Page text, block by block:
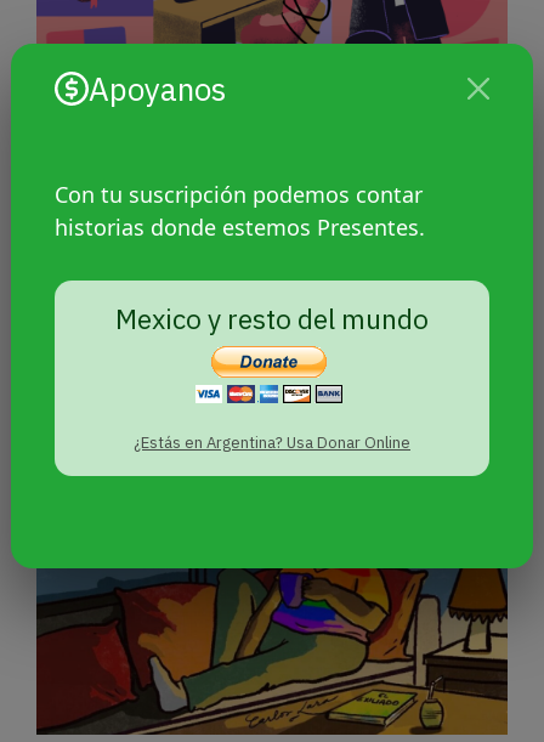
Apoyanos
Con tu suscripción podemos contar
historias donde estemos Presentes.
Mexico y resto del mundo
¿Estás en Argentina? Usa Donar Online
América latina y Caribe se
pronunciaron contra “terapias de